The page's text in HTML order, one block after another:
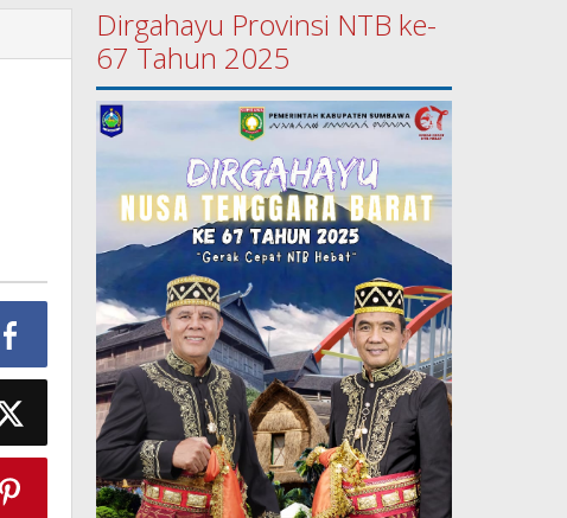
Dirgahayu Provinsi NTB ke-
67 Tahun 2025